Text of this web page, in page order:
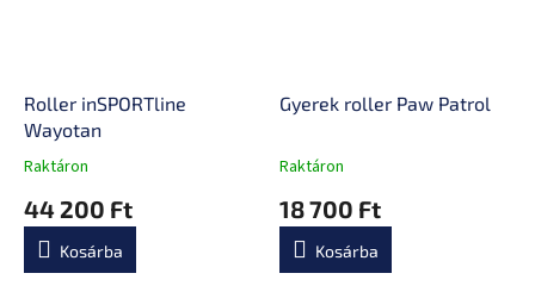
Roller inSPORTline
Wayotan
A
átlagos
értékelése
Raktáron
44 200 Ft
Kosárba
Gyerek roller Paw Patrol
A
átlagos
értékelése
Raktáron
18 700 Ft
Kosárba